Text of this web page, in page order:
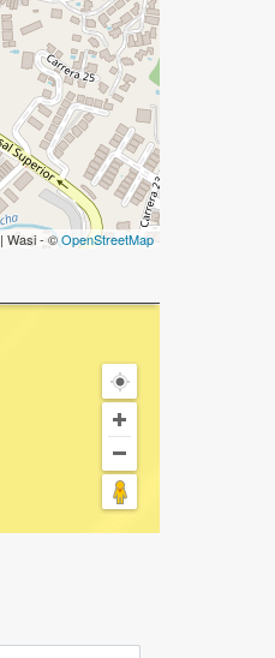
| Wasi - ©OpenStreetMap